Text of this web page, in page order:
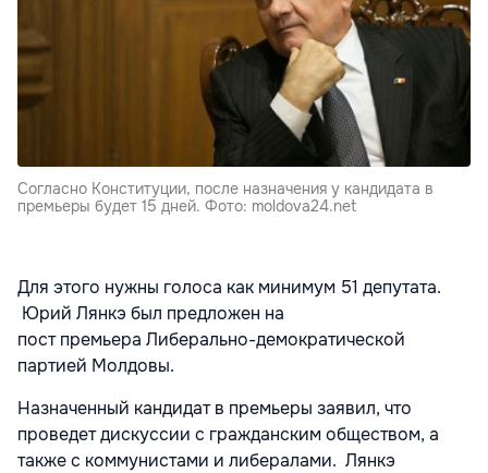
Согласно Конституции, после назначения у кандидата в
премьеры будет 15 дней. Фото: moldova24.net
Для этого нужны голоса как минимум 51 депутата.
Юрий Лянкэ был предложен на
пост премьера Либерально-демократической
партией Молдовы.
Назначенный кандидат в премьеры заявил, что
проведет дискуссии с гражданским обществом, а
также с коммунистами и либералами. Лянкэ